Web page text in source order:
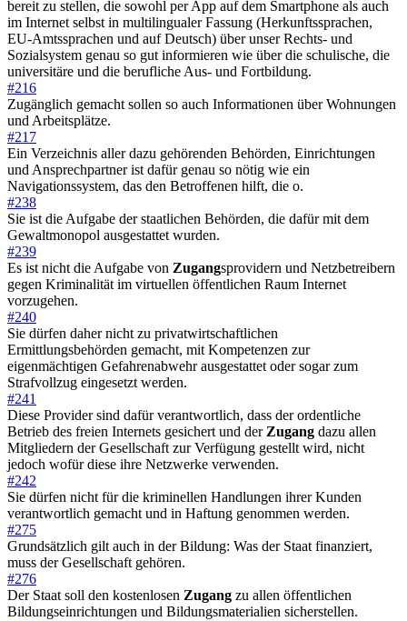
bereit zu stellen, die sowohl per App auf dem Smartphone als auch
im Internet selbst in multilingualer Fassung (Herkunftssprachen,
EU-Amtssprachen und auf Deutsch) über unser Rechts- und
Sozialsystem genau so gut informieren wie über die schulische, die
universitäre und die berufliche Aus- und Fortbildung.
#216
Zugänglich gemacht sollen so auch Informationen über Wohnungen
und Arbeitsplätze.
#217
Ein Verzeichnis aller dazu gehörenden Behörden, Einrichtungen
und Ansprechpartner ist dafür genau so nötig wie ein
Navigationssystem, das den Betroffenen hilft, die o.
#238
Sie ist die Aufgabe der staatlichen Behörden, die dafür mit dem
Gewaltmonopol ausgestattet wurden.
#239
Es ist nicht die Aufgabe von Zugangsprovidern und Netzbetreibern
gegen Kriminalität im virtuellen öffentlichen Raum Internet
vorzugehen.
#240
Sie dürfen daher nicht zu privatwirtschaftlichen
Ermittlungsbehörden gemacht, mit Kompetenzen zur
eigenmächtigen Gefahrenabwehr ausgestattet oder sogar zum
Strafvollzug eingesetzt werden.
#241
Diese Provider sind dafür verantwortlich, dass der ordentliche
Betrieb des freien Internets gesichert und der Zugang dazu allen
Mitgliedern der Gesellschaft zur Verfügung gestellt wird, nicht
jedoch wofür diese ihre Netzwerke verwenden.
#242
Sie dürfen nicht für die kriminellen Handlungen ihrer Kunden
verantwortlich gemacht und in Haftung genommen werden.
#275
Grundsätzlich gilt auch in der Bildung: Was der Staat finanziert,
muss der Gesellschaft gehören.
#276
Der Staat soll den kostenlosen Zugang zu allen öffentlichen
Bildungseinrichtungen und Bildungsmaterialien sicherstellen.